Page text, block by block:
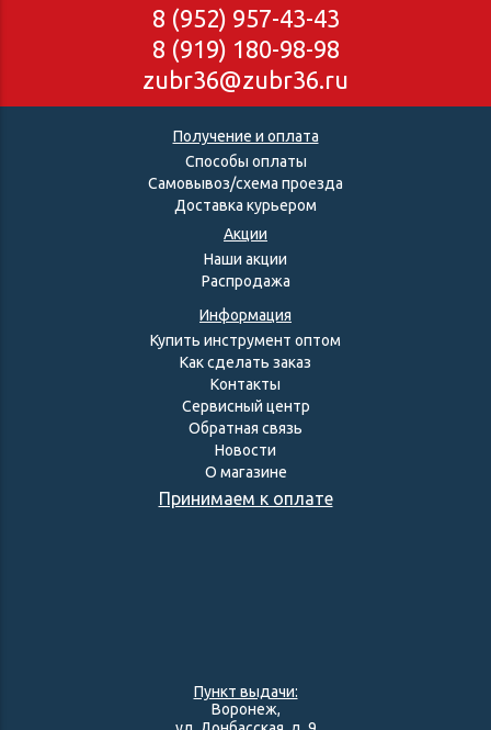
8 (952) 957-43-43
8 (919) 180-98-98
zubr36@zubr36.ru
Получение и оплата
Способы оплаты
Самовывоз/схема проезда
Доставка курьером
Акции
Наши акции
Распродажа
Информация
Купить инструмент оптом
Как сделать заказ
Контакты
Сервисный центр
Обратная связь
Новости
О магазине
Принимаем к оплате
Пункт выдачи:
Воронеж,